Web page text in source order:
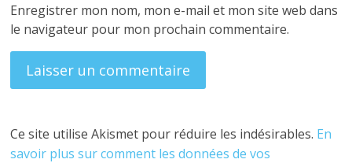
Enregistrer mon nom, mon e-mail et mon site web dans
le navigateur pour mon prochain commentaire.
Ce site utilise Akismet pour réduire les indésirables. En
savoir plus sur comment les données de vos